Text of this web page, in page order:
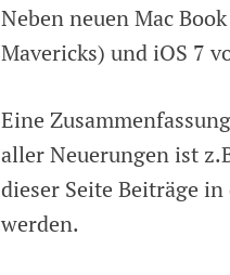
Neben neuen Mac
Mavericks) und iOS 7
Eine
aller Neuerungen ist
dieser Seite Beiträge
werden.